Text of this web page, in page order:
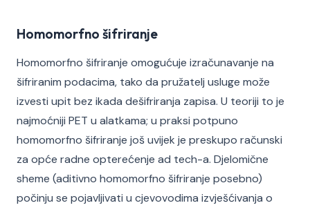
Homomorfno šifriranje
Homomorfno šifriranje omogućuje izračunavanje na
šifriranim podacima, tako da pružatelj usluge može
izvesti upit bez ikada dešifriranja zapisa. U teoriji to je
najmoćniji PET u alatkama; u praksi potpuno
homomorfno šifriranje još uvijek je preskupo računski
za opće radne opterećenje ad tech-a. Djelomične
sheme (aditivno homomorfno šifriranje posebno)
počinju se pojavljivati u cjevovodima izvješćivanja o